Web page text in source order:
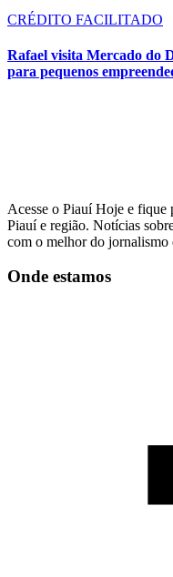
CRÉDITO FACILITADO
Rafael visita Mercado do
para pequenos
Acesse o Piauí Hoje e fique
Piauí e região. Notícias
com o melhor do jornalismo
Onde estamos